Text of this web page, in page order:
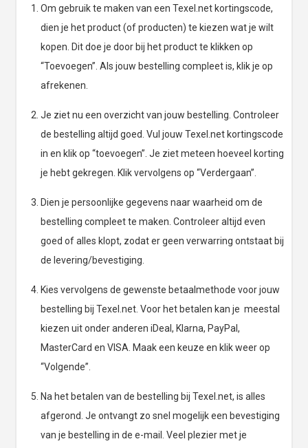
Om gebruik te maken van een Texel.net kortingscode,
dien je het product (of producten) te kiezen wat je wilt
kopen. Dit doe je door bij het product te klikken op
“Toevoegen”. Als jouw bestelling compleet is, klik je op
afrekenen.
Je ziet nu een overzicht van jouw bestelling. Controleer
de bestelling altijd goed. Vul jouw Texel.net kortingscode
in en klik op “toevoegen”. Je ziet meteen hoeveel korting
je hebt gekregen. Klik vervolgens op “Verdergaan”.
Dien je persoonlijke gegevens naar waarheid om de
bestelling compleet te maken. Controleer altijd even
goed of alles klopt, zodat er geen verwarring ontstaat bij
de levering/bevestiging.
Kies vervolgens de gewenste betaalmethode voor jouw
bestelling bij Texel.net. Voor het betalen kan je meestal
kiezen uit onder anderen iDeal, Klarna, PayPal,
MasterCard en VISA. Maak een keuze en klik weer op
“Volgende”.
Na het betalen van de bestelling bij Texel.net, is alles
afgerond. Je ontvangt zo snel mogelijk een bevestiging
van je bestelling in de e-mail. Veel plezier met je